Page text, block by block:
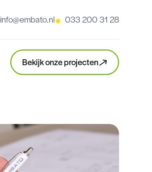
info@embato.nl 033 200 31 28
Bekijk onze projecten